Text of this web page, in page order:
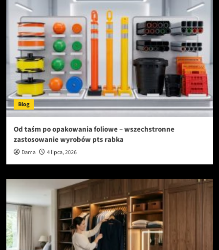
Blog
Od taśm po opakowania foliowe – wszechstronne
zastosowanie wyrobów pts rabka
Dama 4 lipca, 2026